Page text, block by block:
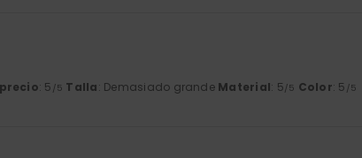
: 5 /5 Talla: Demasiado grande Material: 5/5 Color: 5 /5